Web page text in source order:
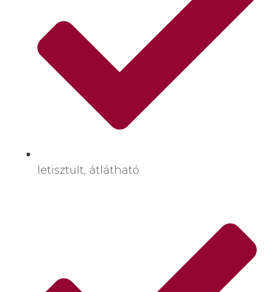
letisztult, átlátható